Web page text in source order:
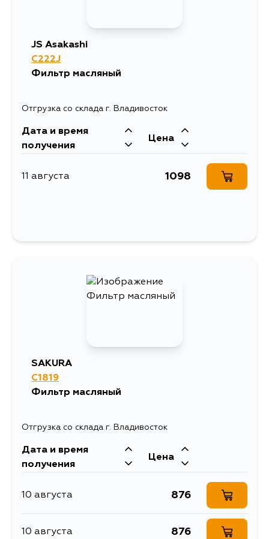
JS Asakashi
C222J
Фильтр масляный
Отгрузка со склада г. Владивосток
Дата и время
получения
Цена
11 августа 1098
SAKURA
C1819
Фильтр масляный
Отгрузка со склада г. Владивосток
Дата и время
получения
Цена
10 августа 876
10 августа 876